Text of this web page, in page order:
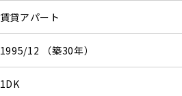
賃貸アパート
1995/12 （築30年）
1DK